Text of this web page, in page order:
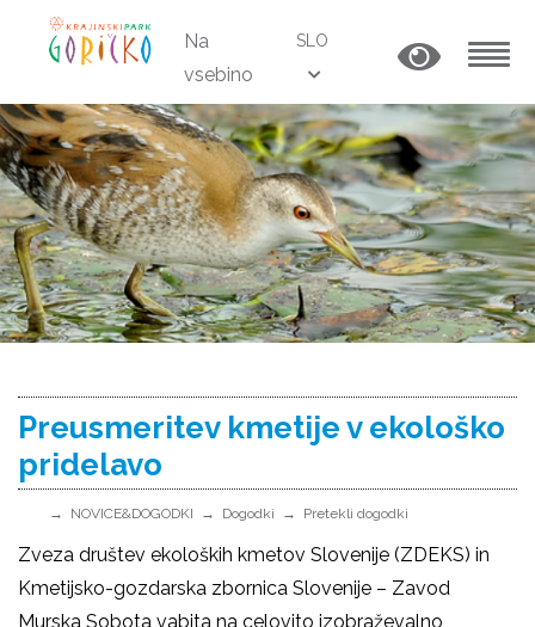
Na
vsebino
SLO
Preusmeritev kmetije v ekološko
pridelavo
NOVICE&DOGODKI Dogodki Pretekli dogodki
Zveza društev ekoloških kmetov Slovenije (ZDEKS) in
Kmetijsko-gozdarska zbornica Slovenije – Zavod
Murska Sobota vabita na celovito izobraževalno